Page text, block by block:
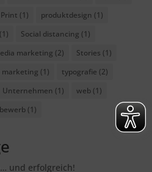
Print (1) produktdesign (1)
(1) Social distancing (1)
marketing (2) Stories (1)
(1) typografie (2)
Unternehmen (1) web (1)
(1)
und erfolgreich!